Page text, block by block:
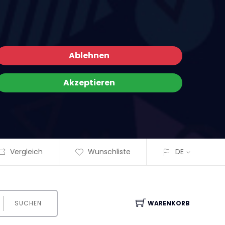
Ablehnen
Akzeptieren
Vergleich Wunschliste DE
SUCHEN WARENKORB